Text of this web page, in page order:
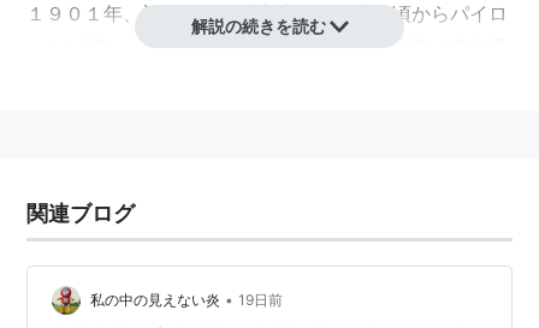
１９０１年、福島県須賀川市生まれ。幼い頃からパイロ
ットに憧れ、航空学校入学のため上京。日本初の空中撮
所属を東宝に移し“特殊技術課”を立ち上げた円谷は、
１９４２年に開戦１周年記念映画「ハワイ・マレー沖海
戦」の特撮で一躍名を上げる。終戦後公職追放のあおり
を受け大映や松竹への技術提供をしていたが、再び東宝
解説の続きを読む
関連ブログ
私の中の見えない炎 • 19日前